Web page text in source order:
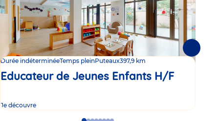
Durée indéterminéeTemps pleinPuteaux397,9 km
Educateur de Jeunes Enfants H/F
Je découvre